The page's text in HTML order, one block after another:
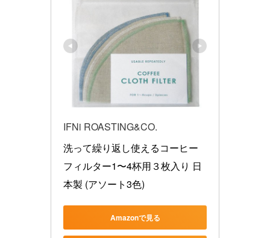
IFNi ROASTING&CO.
洗って繰り返し使えるコーヒー
フィルター1〜4杯用３枚入り 日
本製 (アソート3色)
Amazonで見る